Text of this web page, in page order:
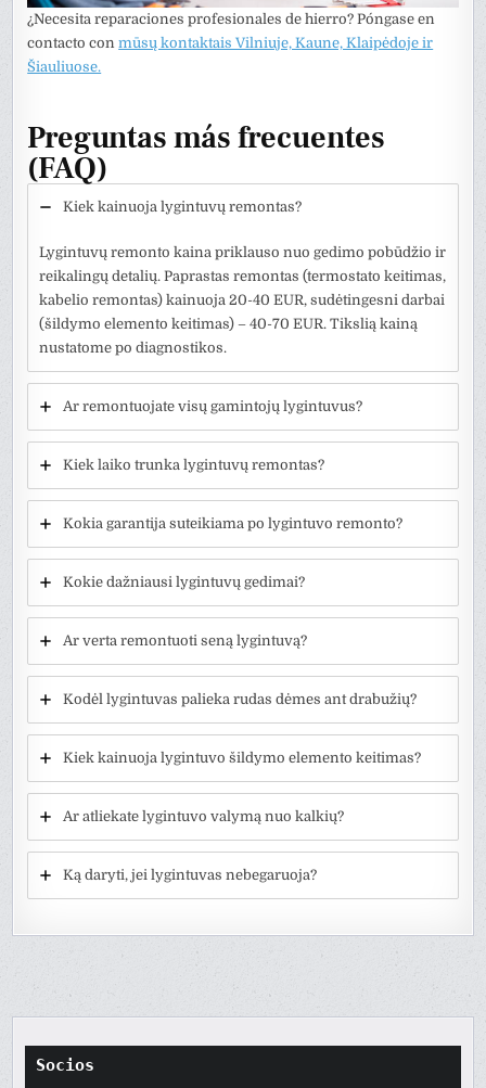
¿Necesita reparaciones profesionales de hierro? Póngase en
contacto conmūsų kontaktais Vilniuje, Kaune, Klaipėdoje ir
Šiauliuose.
Preguntas más frecuentes
(FAQ)
Kiek kainuoja lygintuvų remontas?
Lygintuvų remonto kaina priklauso nuo gedimo pobūdžio ir
reikalingų detalių. Paprastas remontas (termostato keitimas,
kabelio remontas) kainuoja 20-40 EUR, sudėtingesni darbai
(šildymo elemento keitimas) – 40-70 EUR. Tikslią kainą
nustatome po diagnostikos.
Ar remontuojate visų gamintojų lygintuvus?
Kiek laiko trunka lygintuvų remontas?
Kokia garantija suteikiama po lygintuvo remonto?
Kokie dažniausi lygintuvų gedimai?
Ar verta remontuoti seną lygintuvą?
Kodėl lygintuvas palieka rudas dėmes ant drabužių?
Kiek kainuoja lygintuvo šildymo elemento keitimas?
Ar atliekate lygintuvo valymą nuo kalkių?
Ką daryti, jei lygintuvas nebegaruoja?
Socios